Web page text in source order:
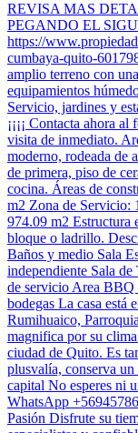
REVISA MAS
PEGANDO EL
https://
cumbaya-quito-
amplio terreno con
equipamientos
Servicio, jardines y
¡¡¡¡ Contacta ahora
visita de inmediato.
moderno, rodeada de
de primera, piso de
cocina. Áreas de
m2 Zona de Servicio:
974.09 m2 Estructura
bloque o ladrillo.
Baños y medio Sala
independiente Sala
de servicio Area BBQ
bodegas La casa está
Rumihuaico,
magnifica por su
ciudad de Quito. Es
plusvalía, conserva
capital No esperes ni
WhatsApp
Pasión Disfrute su